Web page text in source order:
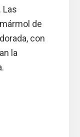
Las
de
con
la